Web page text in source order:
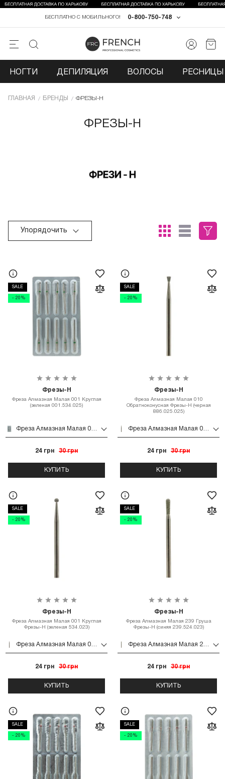
0-800-750-748
БЕСПЛАТНО С МОБИЛЬНОГО!
НОГТИ ДЕПИЛЯЦИЯ ВОЛОСЫ РЕСНИЦЫ
ГЛАВНАЯ БРЕНДЫ ФРЕЗЫ-Н
ФРЕЗЫ-Н
Упорядочить
SALE
- 20%
Фрезы-Н
Фреза Алмазная Малая 001 Круглая
(зеленая 001.534.025)
24 грн 30 грн
КУПИТЬ
SALE
- 20%
Фрезы-Н
Фреза Алмазная Малая 010
Обратноконусная Фрезы-Н (черная
886.025.025)
24 грн 30 грн
КУПИТЬ
SALE
- 20%
Фрезы-Н
Фреза Алмазная Малая 001 Круглая
Фрезы-Н (зеленая 534.023)
24 грн 30 грн
КУПИТЬ
SALE
- 20%
Фрезы-Н
Фреза Алмазная Малая 239 Груша
Фрезы-Н (синяя 239.524.023)
24 грн 30 грн
КУПИТЬ
SALE
- 20%
SALE
- 20%